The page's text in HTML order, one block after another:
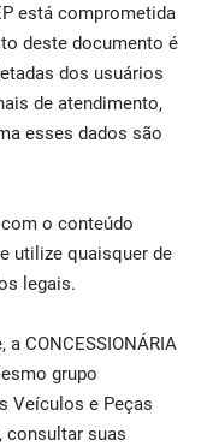
está comprometida
deste documento é
dos usuários
de atendimento,
esses dados são
o conteúdo
utilize quaisquer de
legais.
CONCESSIONÁRIA
grupo
Veículos e Peças
consultar suas